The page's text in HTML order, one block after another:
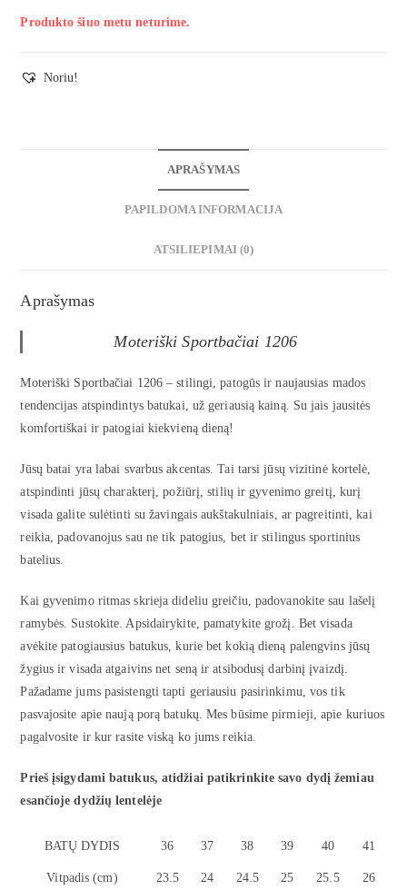
Produkto šiuo metu neturime.
Noriu!
APRAŠYMAS
PAPILDOMA INFORMACIJA
ATSILIEPIMAI (0)
Aprašymas
Moteriški Sportbačiai 1206
Moteriški Sportbačiai 1206 – stilingi, patogūs ir naujausias mados
tendencijas atspindintys batukai, už geriausią kainą. Su jais jausitės
komfortiškai ir patogiai kiekvieną dieną!
Jūsų batai yra labai svarbus akcentas. Tai tarsi jūsų vizitinė kortelė,
atspindinti jūsų charakterį, požiūrį, stilių ir gyvenimo greitį, kurį
visada galite sulėtinti su žavingais aukštakulniais, ar pagreitinti, kai
reikia, padovanojus sau ne tik patogius, bet ir stilingus sportinius
batelius.
Kai gyvenimo ritmas skrieja dideliu greičiu, padovanokite sau lašelį
ramybės. Sustokite. Apsidairykite, pamatykite grožį. Bet visada
avėkite patogiausius batukus, kurie bet kokią dieną palengvins jūsų
žygius ir visada atgaivins net seną ir atsibodusį darbinį įvaizdį.
Pažadame jums pasistengti tapti geriausiu pasirinkimu, vos tik
pasvajosite apie naują porą batukų. Mes būsime pirmieji, apie kuriuos
pagalvosite ir kur rasite viską ko jums reikia.
Prieš įsigydami batukus, atidžiai patikrinkite savo dydį žemiau
esančioje dydžių lentelėje
BATŲ DYDIS 36 37 38 39 40 41
Vitpadis (cm) 23.5 24 24.5 25 25.5 26